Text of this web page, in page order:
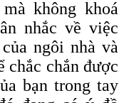
không khoá
nhắc về việc
ngôi nhà và
chắc chắn được
bạn trong tay